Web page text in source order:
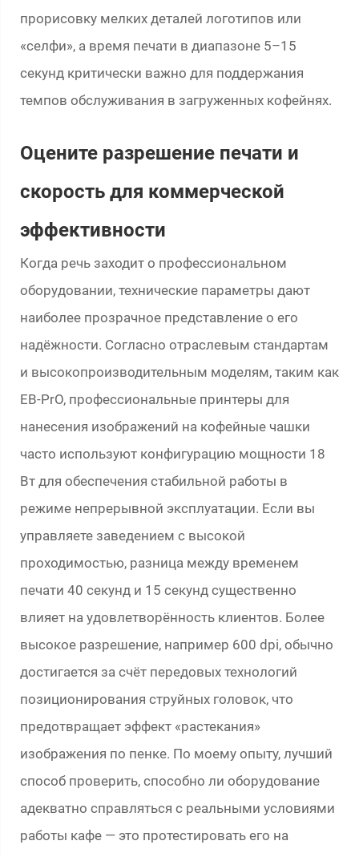
прорисовку мелких деталей логотипов или
«селфи», а время печати в диапазоне 5–15
секунд критически важно для поддержания
темпов обслуживания в загруженных кофейнях.
Оцените разрешение печати и
скорость для коммерческой
эффективности
Когда речь заходит о профессиональном
оборудовании, технические параметры дают
наиболее прозрачное представление о его
надёжности. Согласно отраслевым стандартам
и высокопроизводительным моделям, таким как
EB-PrO, профессиональные принтеры для
нанесения изображений на кофейные чашки
часто используют конфигурацию мощности 18
Вт для обеспечения стабильной работы в
режиме непрерывной эксплуатации. Если вы
управляете заведением с высокой
проходимостью, разница между временем
печати 40 секунд и 15 секунд существенно
влияет на удовлетворённость клиентов. Более
высокое разрешение, например 600 dpi, обычно
достигается за счёт передовых технологий
позиционирования струйных головок, что
предотвращает эффект «растекания»
изображения по пенке. По моему опыту, лучший
способ проверить, способно ли оборудование
адекватно справляться с реальными условиями
работы кафе — это протестировать его на